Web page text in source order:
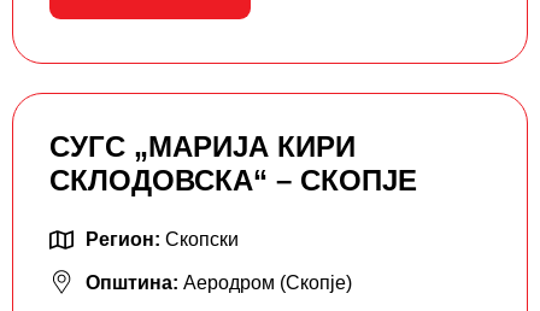
СУГС „МАРИЈА КИРИ
СКЛОДОВСКА“ – СКОПЈЕ
Регион: Скопски
Општина: Аеродром (Скопје)